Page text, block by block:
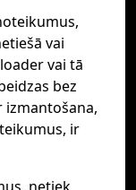
vai
vai tā
bez
izmantošana,
ir